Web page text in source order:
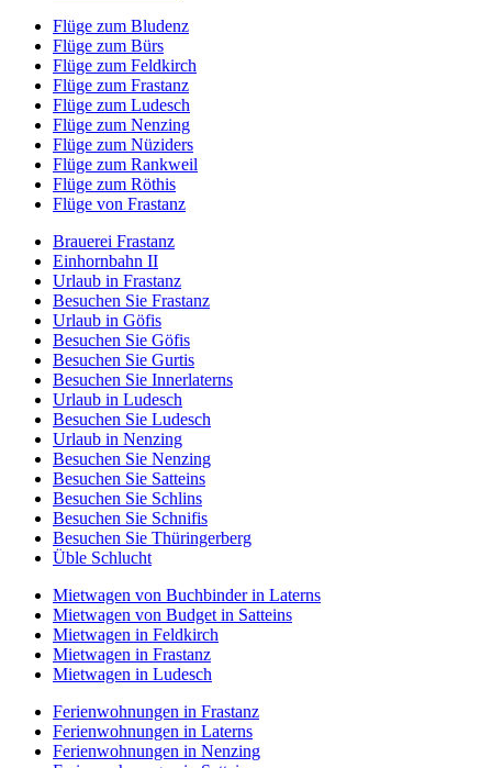
Flüge zum Bludenz
Flüge zum Bürs
Flüge zum Feldkirch
Flüge zum Frastanz
Flüge zum Ludesch
Flüge zum Nenzing
Flüge zum Nüziders
Flüge zum Rankweil
Flüge zum Röthis
Flüge von Frastanz
Brauerei Frastanz
Einhornbahn II
Urlaub in Frastanz
Besuchen Sie Frastanz
Urlaub in Göfis
Besuchen Sie Göfis
Besuchen Sie Gurtis
Besuchen Sie Innerlaterns
Urlaub in Ludesch
Besuchen Sie Ludesch
Urlaub in Nenzing
Besuchen Sie Nenzing
Besuchen Sie Satteins
Besuchen Sie Schlins
Besuchen Sie Schnifis
Besuchen Sie Thüringerberg
Üble Schlucht
Mietwagen von Buchbinder in Laterns
Mietwagen von Budget in Satteins
Mietwagen in Feldkirch
Mietwagen in Frastanz
Mietwagen in Ludesch
Ferienwohnungen in Frastanz
Ferienwohnungen in Laterns
Ferienwohnungen in Nenzing